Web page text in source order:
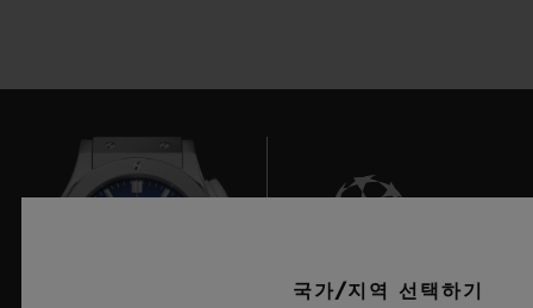
국가/지역 선택하기